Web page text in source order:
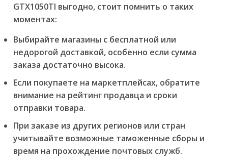
GTX1050TI выгодно, стоит помнить о таких
моментах:
Выбирайте магазины с бесплатной или
недорогой доставкой, особенно если сумма
заказа достаточно высока.
Если покупаете на маркетплейсах, обратите
внимание на рейтинг продавца и сроки
отправки товара.
При заказе из других регионов или стран
учитывайте возможные таможенные сборы и
время на прохождение почтовых служб.